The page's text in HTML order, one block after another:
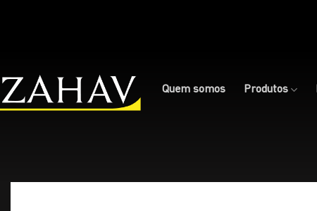
Quem somos Produtos